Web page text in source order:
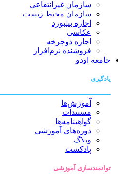
سازمان غیرانتفاعی
سازمان محیط زیست
اجاره بیلبورد
عکاسی
اجاره دوچرخه
فروشنده نرم‌افزار
جامعه اودو
یادگیری
آموزش‌ها
مستندات
گواهینامه‌ها
دوره‌های آموزشی
وبلاگ
پادکست
توانمندسازی آموزشی